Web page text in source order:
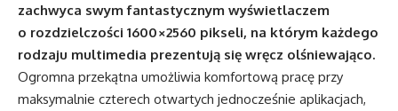
zachwyca swym fantastycznym wyświetlaczem
o rozdzielczości 1600×2560 pikseli, na którym każdego
rodzaju multimedia prezentują się wręcz olśniewająco.
Ogromna przekątna umożliwia komfortową pracę przy
maksymalnie czterech otwartych jednocześnie aplikacjach,